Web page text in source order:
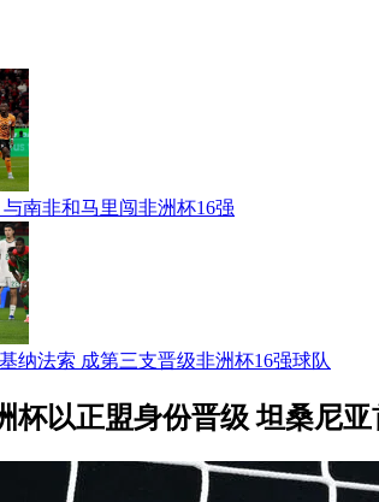
南非和马里闯非洲杯16强
纳法索 成第三支晋级非洲杯16强球队
杯以正盟身份晋级 坦桑尼